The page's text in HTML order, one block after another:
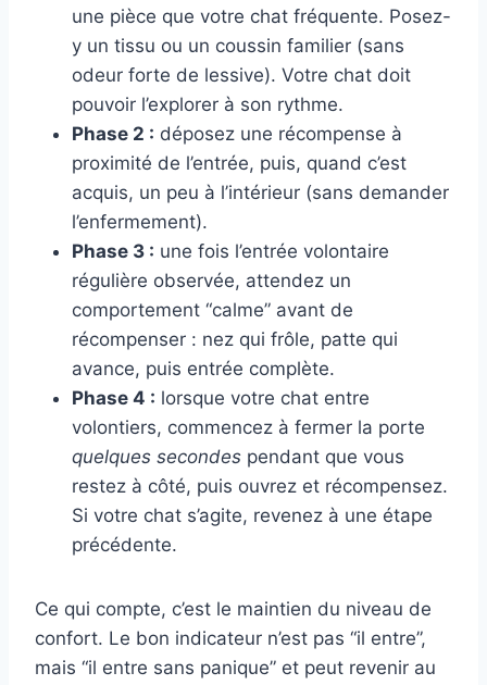
une pièce que votre chat fréquente. Posez-
y un tissu ou un coussin familier (sans
odeur forte de lessive). Votre chat doit
pouvoir l’explorer à son rythme.
Phase 2 : déposez une récompense à
proximité de l’entrée, puis, quand c’est
acquis, un peu à l’intérieur (sans demander
l’enfermement).
Phase 3 : une fois l’entrée volontaire
régulière observée, attendez un
comportement “calme” avant de
récompenser : nez qui frôle, patte qui
avance, puis entrée complète.
Phase 4 : lorsque votre chat entre
volontiers, commencez à fermer la porte
quelques secondes pendant que vous
restez à côté, puis ouvrez et récompensez.
Si votre chat s’agite, revenez à une étape
précédente.
Ce qui compte, c’est le maintien du niveau de
confort. Le bon indicateur n’est pas “il entre”,
mais “il entre sans panique” et peut revenir au